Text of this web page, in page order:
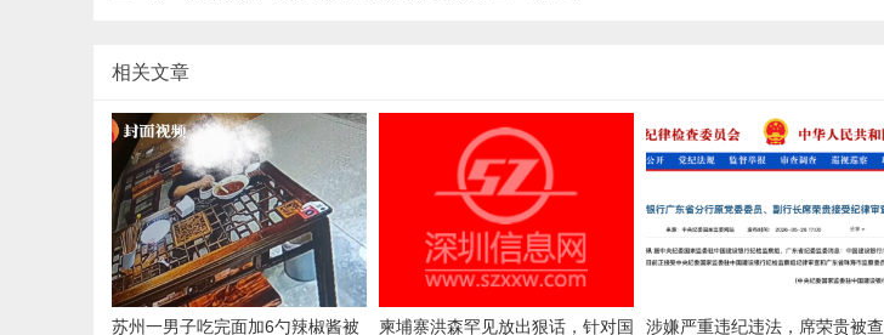
相关文章
苏州一男子吃完面加6勺辣椒酱被 柬埔寨洪森罕见放出狠话，针对国 涉嫌严重违纪违法，席荣贵被查